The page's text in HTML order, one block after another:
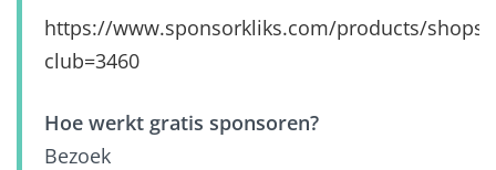
https://www.sponsorkliks.com/products/
club=3460
Hoe werkt gratis sponsoren?
Bezoek